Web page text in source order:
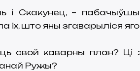
і Скакунец, –
што яны згаварыліся яго
свой каварны план?
Ружы?